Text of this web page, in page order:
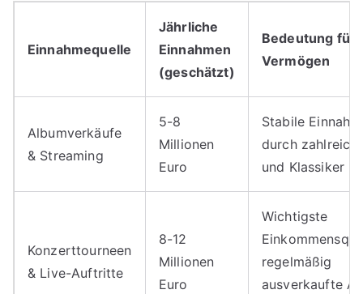
Einnahmequelle
Jährliche
Einnahmen
(geschätzt)
Bedeutung für
Vermögen
Albumverkäufe
& Streaming
5-8
Millionen
Euro
Stabile
durch
und Klassiker
Konzerttourneen
& Live-Auftritte
8-12
Millionen
Euro
Wichtigste
regelmäßig
ausverkaufte